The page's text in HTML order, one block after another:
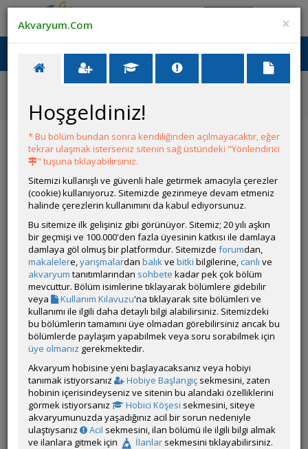
Ana Menü
Ana Sayfa
Tatlı Su Canlıları
Apistogramma agassizi (Agassizi)
Apistogramma agassizi (Agassizi)
Grubun Diğer Türleri
Liste
Aequidens metae
(Yellow Acara)
Latince
Adı:
×
Akvaryum.Com
Hoşgeldiniz!
* Bu bölüm bundan sonra kendiliğinden açılmayacaktır, eğer
tekrar ulaşmak isterseniz sitenin sağ üstündeki "Yönlendirici
" tuşuna tıklayabilirsiniz.
Sitemizi kullanışlı ve güvenli hale getirmek amacıyla çerezler
(cookie) kullanıyoruz. Sitemizde gezinmeye devam etmeniz
halinde çerezlerin kullanımını da kabul ediyorsunuz.
Bu sitemize ilk gelişiniz gibi görünüyor. Sitemiz; 20 yılı aşkın
bir geçmişi ve 100.000'den fazla üyesinin katkısı ile damlaya
damlaya göl olmuş bir platformdur. Sitemizde forumdan,
makalelere,yarışmalardan balıkve bitki bilgilerine, canlı ve
akvaryum tanıtımlarından sohbete kadar pek çok bölüm
mevcuttur. Bölüm isimlerine tıklayarak bölümlere gidebilir
veya
Kullanım Kılavuzu'na tıklayarak site bölümleri ve
kullanımı ile ilgili daha detaylı bilgi alabilirsiniz. Sitemizdeki
bu bölümlerin tamamını üye olmadan görebilirsiniz ancak bu
bölümlerde paylaşım yapabilmek veya soru sorabilmek için
üye olmanız gerekmektedir.
Akvaryum hobisine yeni başlayacaksanız veya hobiyi
tanımak istiyorsanız
Hobiye Başlangıç sekmesini, zaten
hobinin içerisindeyseniz ve sitenin bu alandaki özelliklerini
görmek istiyorsanız
Hobici Köşesi sekmesini, siteye
akvaryumunuzda yaşadığınız acil bir sorun nedeniyle
ulaştıysanız
Acil sekmesini, ilan bölümü ile ilgili bilgi almak
ve ilanlara gitmek için
İlanlar sekmesini tıklayabilirsiniz.